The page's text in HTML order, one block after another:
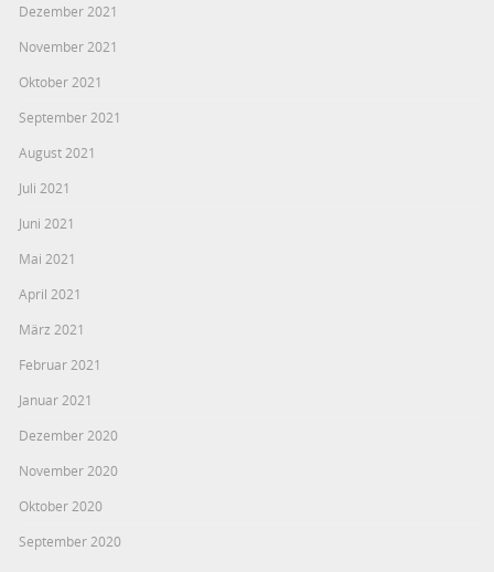
Dezember 2021
November 2021
Oktober 2021
September 2021
August 2021
Juli 2021
Juni 2021
Mai 2021
April 2021
März 2021
Februar 2021
Januar 2021
Dezember 2020
November 2020
Oktober 2020
September 2020